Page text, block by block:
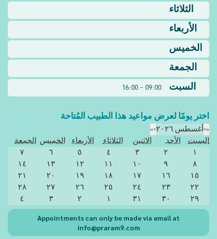
الثلاثاء
الأربعاء
الخميس
الجمعة
السبت
09:00 - 16:00
اختر يومًا لعرض مواعيد هذا الطبيب المُتاحة
«
‹أغسطس ٢٠٢٦ ›
»
السبت
الأحد الاثنين الثلاثاء الأربعاء الخميس الجمعة
١
٢ ٣ ٤ ٥ ٦
٧
٨
٩ ١٠ ١١ ١٢ ١٣
١٤
١٥
١٦ ١٧ ١٨ ١٩ ٢٠
٢١
٢٢
٢٣ ٢٤ ٢٥ ٢٦ ٢٧
٢٨
٢٩
٣٠ ٣١ ١ ٢ ٣ ٤
Appointments can only be made via email at
info@praram9.com